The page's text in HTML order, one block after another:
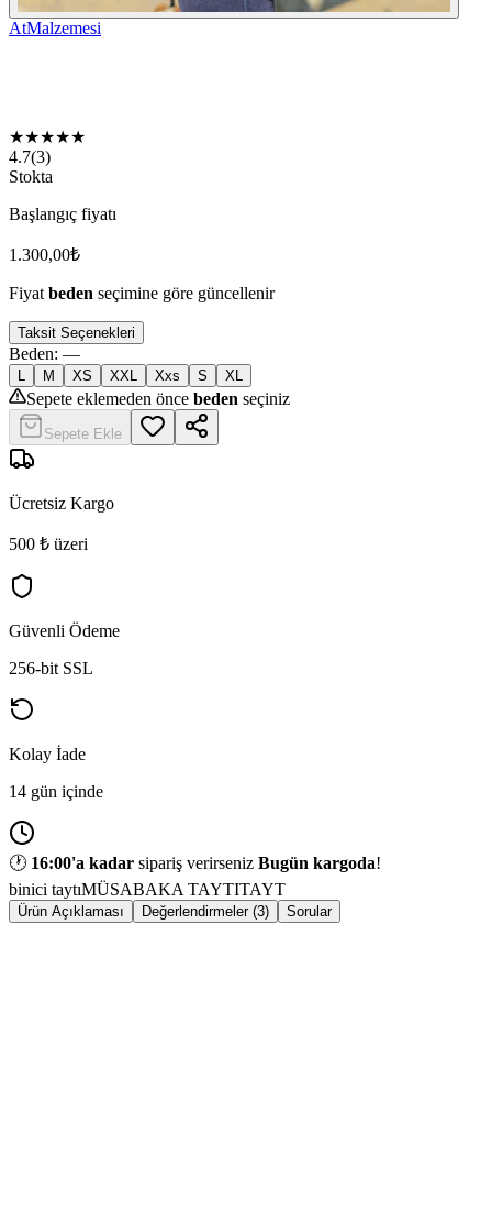
AtMalzemesi
★★★★★
4.7(3)
Stokta
Başlangıç fiyatı
1.300,00₺
Fiyat beden seçimine göre güncellenir
Taksit Seçenekleri
Beden: —
M XS XXL Xxs S XL
Sepete eklemeden önce beden seçiniz
Sepete Ekle
Ücretsiz Kargo
500 ₺ üzeri
Güvenli Ödeme
256-bit SSL
Kolay İade
14 gün içinde
🕐 16:00'a kadar sipariş verirseniz Bugün kargoda!
binici taytıMÜSABAKA TAYTITAYT
Ürün Açıklaması Değerlendirmeler (3) Sorular